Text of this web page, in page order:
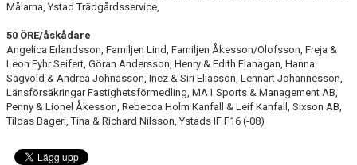
Målarna, Ystad Trädgårdsservice,
50 ÖRE/åskådare
Angelica Erlandsson, Familjen Lind, Familjen Åkesson/Olofsson, Freja &
Leon Fyhr Seifert, Göran Andersson, Henry & Edith Flanagan, Hanna
Sagvold & Andrea Johnasson, Inez & Siri Eliasson, Lennart Johannesson,
Länsförsäkringar Fastighetsförmedling, MA1 Sports & Management AB,
Penny & Lionel Åkesson, Rebecca Holm Kanfall & Leif Kanfall, Sixson AB,
Tildas Bageri, Tina & Richard Nilsson, Ystads IF F16 (-08)